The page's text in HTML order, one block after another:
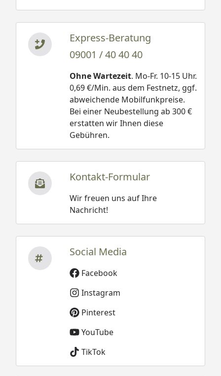
Express-Beratung
09001 / 40 40 40
Ohne Wartezeit. Mo-Fr. 10-15 Uhr.
0,69 €/Min. aus dem Festnetz, ggf.
abweichende Mobilfunkpreise.
Bei einer Neubestellung ab 300 €
erstatten wir Ihnen diese
Gebühren.
Kontakt-Formular
Wir freuen uns auf Ihre
Nachricht!
Social Media
Facebook
Instagram
Pinterest
YouTube
TikTok